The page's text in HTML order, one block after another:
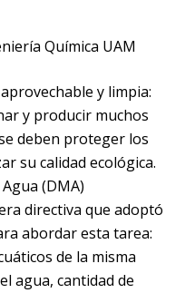
Química UAM
y limpia:
y producir muchos
deben proteger los
su calidad ecológica.
(DMA)
directiva que adoptó
abordar esta tarea:
de la misma
agua, cantidad de